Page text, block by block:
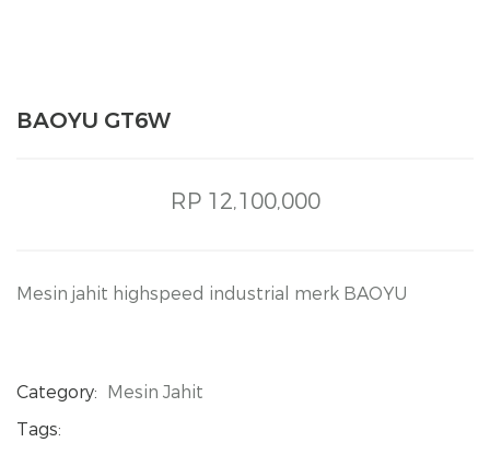
BAOYU GT6W
RP 12,100,000
Mesin jahit highspeed industrial merk BAOYU
Category: Mesin Jahit
Tags: